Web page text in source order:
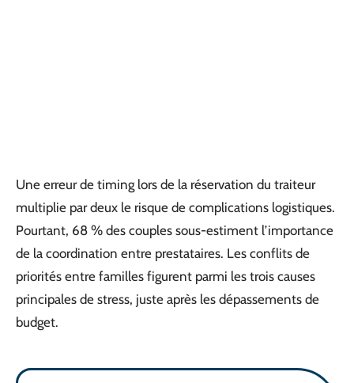
Une erreur de timing lors de la réservation du traiteur
multiplie par deux le risque de complications logistiques.
Pourtant, 68 % des couples sous-estiment l’importance
de la coordination entre prestataires. Les conflits de
priorités entre familles figurent parmi les trois causes
principales de stress, juste après les dépassements de
budget.